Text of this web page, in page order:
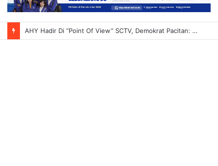
AHY Hadir Di “Point Of View” SCTV, Demokrat Pacitan: Momentum Menyampaikan Gagasan Untuk Indonesia